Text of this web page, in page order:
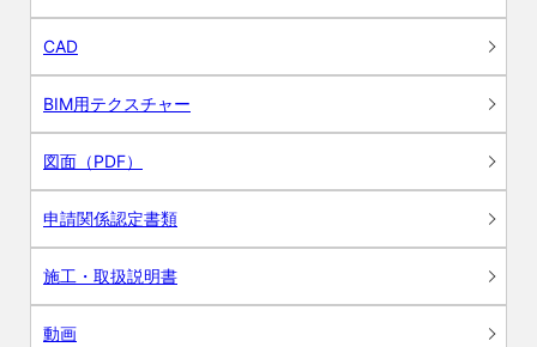
CAD
BIM用テクスチャー
図面（PDF）
申請関係認定書類
施工・取扱説明書
動画